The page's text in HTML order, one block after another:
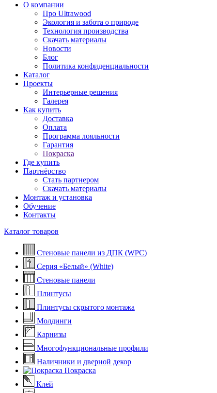
О компании
Про Ultrawood
Экология и забота о природе
Технология производства
Скачать материалы
Новости
Блог
Политика конфиденциальности
Каталог
Проекты
Интерьерные решения
Галерея
Как купить
Доставка
Оплата
Программа лояльности
Гарантия
Покраска
Где купить
Партнёрство
Стать партнером
Скачать материалы
Монтаж и установка
Обучение
Контакты
Каталог товаров
Стеновые панели из ДПК (WPC)
Серия «Белый» (White)
Стеновые панели
Плинтусы
Плинтусы скрытого монтажа
Молдинги
Карнизы
Многофункциональные профили
Наличники и дверной декор
Покраска
Клей